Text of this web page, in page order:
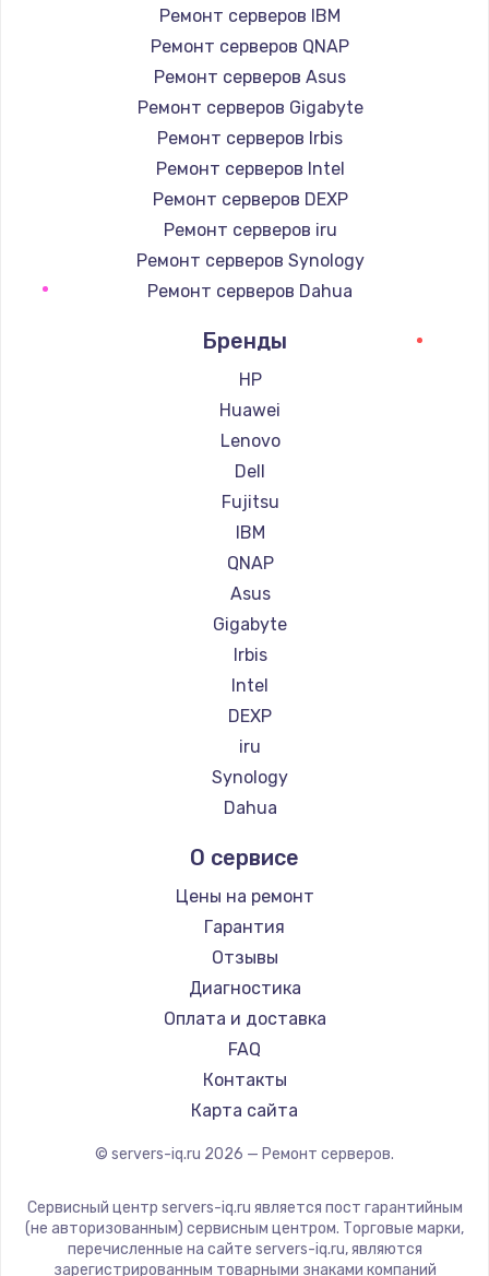
Ремонт серверов IBM
Ремонт серверов QNAP
Ремонт серверов Asus
Ремонт серверов Gigabyte
Ремонт серверов Irbis
Ремонт серверов Intel
Ремонт серверов DEXP
Ремонт серверов iru
Ремонт серверов Synology
Ремонт серверов Dahua
Бренды
HP
Huawei
Lenovo
Dell
Fujitsu
IBM
QNAP
Asus
Gigabyte
Irbis
Intel
DEXP
iru
Synology
Dahua
О сервисе
Цены на ремонт
Гарантия
Отзывы
Диагностика
Оплата и доставка
FAQ
Контакты
Карта сайта
© servers-iq.ru 2026 — Ремонт серверов.
Сервисный центр servers-iq.ru является пост гарантийным
(не авторизованным) сервисным центром. Торговые марки,
перечисленные на сайте servers-iq.ru, являются
зарегистрированным товарными знаками компаний